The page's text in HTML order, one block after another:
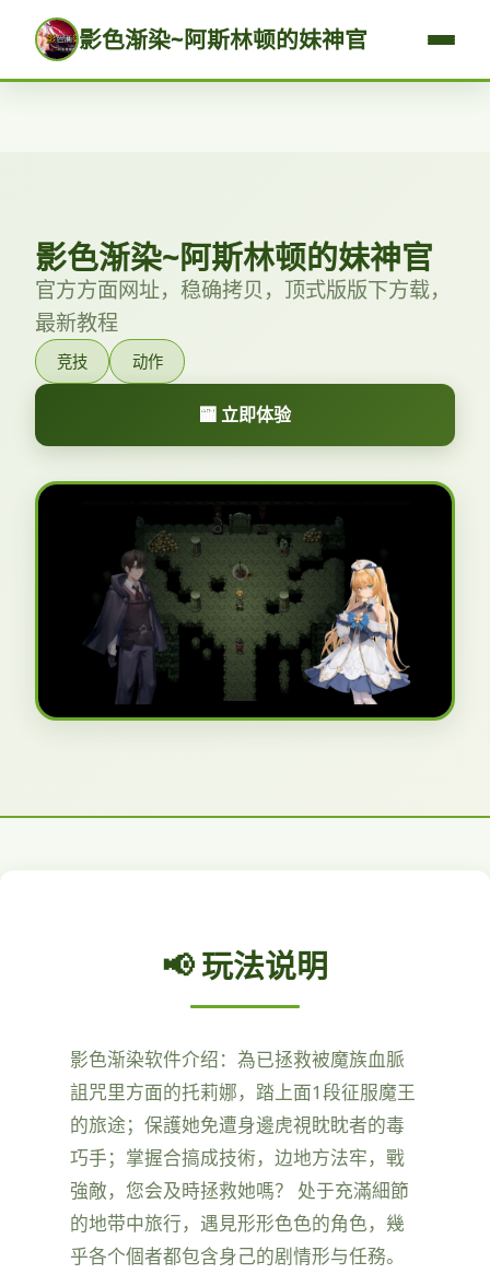
影色渐染~阿斯林顿的妹神官
影色渐染~阿斯林顿的妹神官
官方方面网址，稳确拷贝，顶式版版下方载，
最新教程
竞技 动作
🏧 立即体验
📢 玩法说明
影色渐染软件介绍：為已拯救被魔族血脈
詛咒里方面的托莉娜，踏上面1段征服魔王
的旅途；保護她免遭身邊虎視眈眈者的毒
巧手；掌握合搞成技術，边地方法牢，戰
強敵，您会及時拯救她嗎？ 处于充滿細節
的地带中旅行，遇見形形色色的角色，幾
乎各个個者都包含身己的剧情形与任務。